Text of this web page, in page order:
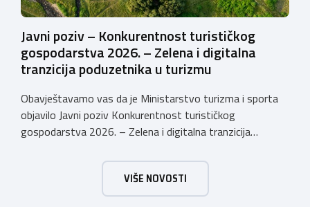
Javni poziv – Konkurentnost turističkog
gospodarstva 2026. – Zelena i digitalna
tranzicija poduzetnika u turizmu
Obavještavamo vas da je Ministarstvo turizma i sporta
objavilo Javni poziv Konkurentnost turističkog
gospodarstva 2026. – Zelena i digitalna tranzicija
male vrijednosti u ukupnom iznosu od 3.403.640,00 €.
Program je namijenjen subjektima malog gospodarstva
registriranim za ugostiteljske i/ili turističke djelatnosti,
VIŠE NOVOSTI